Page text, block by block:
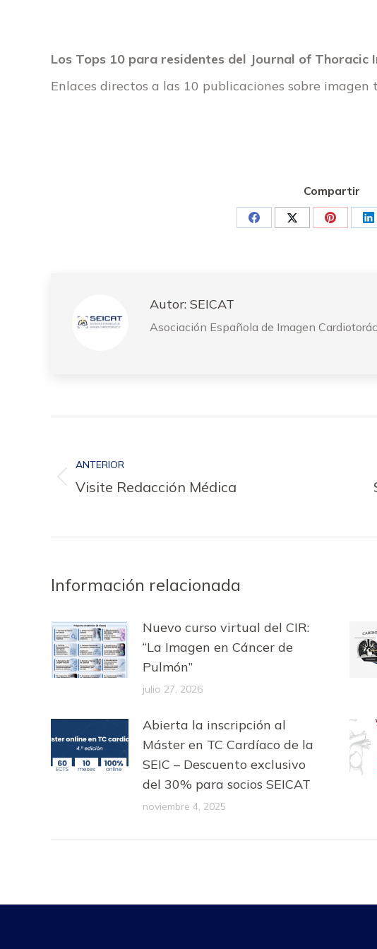
Los Tops 10 para residentes del Journal of Thoracic
Enlaces directos a las 10 publicaciones sobre
Compartir
Share Share Share
Autor: SEICAT
Asociación Española de Imagen
entre
publicaciones
ANTERIOR
Publicación
Visite Redacción Médica
Información relacionada
Nuevo curso virtual del CIR:
“La Imagen en Cáncer de
Pulmón”
julio 27, 2026
Abierta la inscripción al
Máster en TC Cardíaco de la
SEIC – Descuento exclusivo
del 30% para socios SEICAT
noviembre 4, 2025